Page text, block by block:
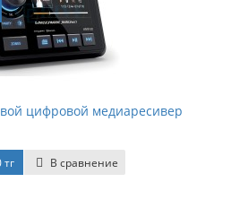
цифровой медиаресивер
В сравнение